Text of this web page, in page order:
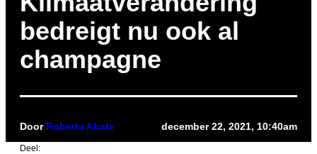
bedreigt nu ook al
champagne
Door Roberta Abate december 22, 2021, 10:40am
Deel: